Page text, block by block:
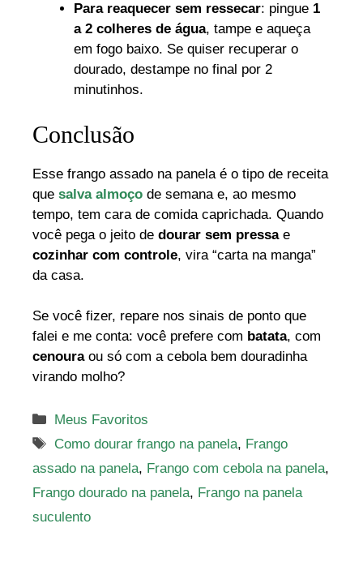
Para reaquecer sem ressecar: pingue 1
a 2 colheres de água, tampe e aqueça
em fogo baixo. Se quiser recuperar o
dourado, destampe no final por 2
minutinhos.
Conclusão
Esse frango assado na panela é o tipo de receita
que salva almoço de semana e, ao mesmo
tempo, tem cara de comida caprichada. Quando
você pega o jeito de dourar sem pressae
cozinhar com controle, vira “carta na manga”
da casa.
Se você fizer, repare nos sinais de ponto que
falei e me conta: você prefere com batata, com
cenouraou só com a cebola bem douradinha
virando molho?
Categorias
Meus Favoritos
Tags
Como dourar frango na panela, Frango
assado na panela, Frango com cebola na panela,
Frango dourado na panela, Frango na panela
suculento